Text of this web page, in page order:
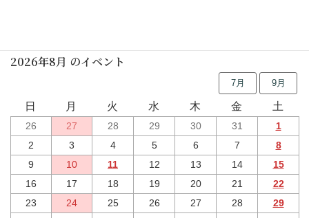
2026年8月 のイベント
7月 9月
日 月 火 水 木 金 土
26 27 28 29 30 31
1
2
3 4 5 6 7
8
9
10 11 12 13 14
15
16
17 18 19 20 21
22
23
24 25 26 27 28
29